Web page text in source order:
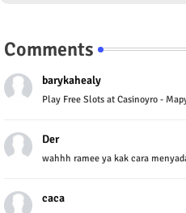
Comments
barykahealy
Play Free Slots at Casinoyro -
Der
wahhh ramee ya kak cara
caca